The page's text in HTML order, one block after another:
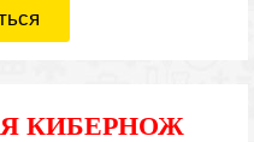
КИБЕРНОЖ